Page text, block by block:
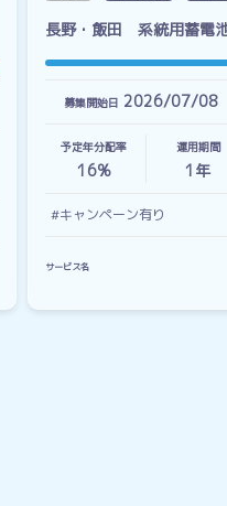
長野・飯田 系統用蓄電
募集開始日 2026/07/08
予定年分配率
16%
運用期間
1 年
#キャンペーン有り
サービス名